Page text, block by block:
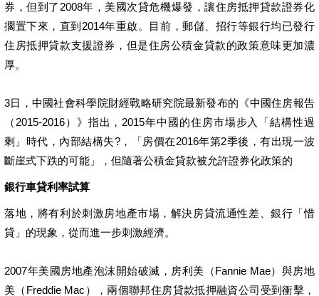
券，但到了2008年，美國次貸危機爆發，讓住房抵押貸款證券化
擱置下來，直到2014年重啟。目前，郵儲、招行等銀行均已發行
住房抵押貸款支援證券，但是住房公積金貸款的政策意味更加濃
厚。
3日，中國社會科學院財經戰略研究院最新發布的《中國住房報告
（2015-2016）》指出，2015年中國的住房市場步入「結構性過
剩」時代，內部結構失?，「房價在2016年第2季後，有出現一波
斷崖式下跌的可能」，但隨著公積金貸款被允許證券化政策的
銀行車貸利率試算
落地，將有利於刺激房地產市場，解決房貸流通性差、銀行「惜
貸」的現象，從而進一步刺激經濟。
2007年美國房地產泡沫開始破滅，房利美（Fannie Mae）與房地
美（Freddie Mac），兩個聯邦住房貸款抵押融資公司受到衝擊，